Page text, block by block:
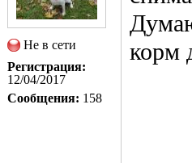
Не в сети
Регистрация:
12/04/2017
Сообщения: 158
корм